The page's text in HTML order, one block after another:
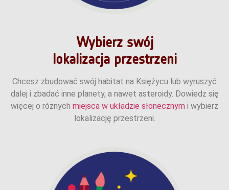
Wybierz swój
lokalizacja przestrzeni
Chcesz zbudować swój habitat na Księżycu lub wyruszyć
dalej i zbadać inne planety, a nawet asteroidy. Dowiedz się
więcej o różnych miejsca w układzie słonecznym i wybierz
lokalizację przestrzeni.